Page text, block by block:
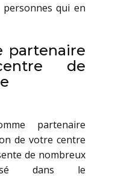
qui en
partenaire
de
partenaire
de votre centre
de nombreux
dans le